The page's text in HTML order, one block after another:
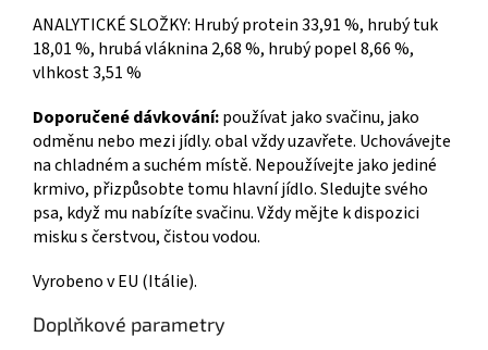
ANALYTICKÉ SLOŽKY: Hrubý protein 33,91 %, hrubý tuk
18,01 %, hrubá vláknina 2,68 %, hrubý popel 8,66 %,
vlhkost 3,51 %
Doporučené dávkování:používat jako svačinu, jako
odměnu nebo mezi jídly. obal vždy uzavřete. Uchovávejte
na chladném a suchém místě. Nepoužívejte jako jediné
krmivo, přizpůsobte tomu hlavní jídlo. Sledujte svého
psa, když mu nabízíte svačinu. Vždy mějte k dispozici
misku s čerstvou, čistou vodou.
Vyrobeno v EU (Itálie).
Doplňkové parametry